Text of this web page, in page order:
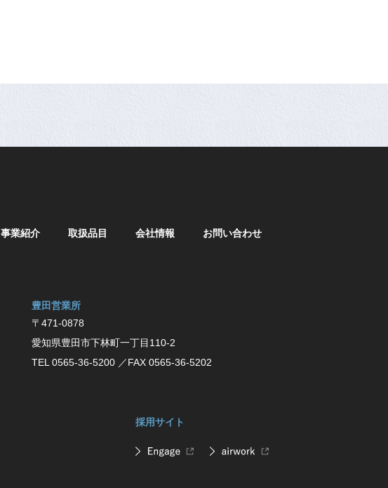
事業紹介 取扱品目 会社情報 お問い合わせ
豊⽥営業所
〒471-0878
愛知県豊⽥市下林町⼀丁⽬110-2
TEL 0565-36-5200 ／FAX 0565-36-5202
採用サイト